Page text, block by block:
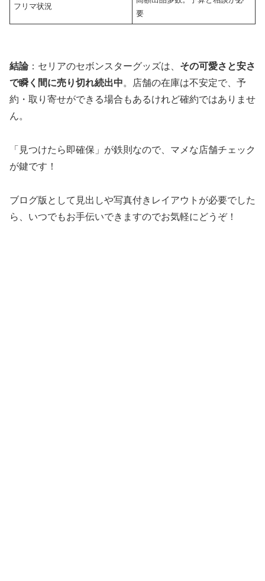
フリマ状況
要
結論：セリアのセボンスターグッズは、 その可愛さと安さ
で瞬く間に売り切れ続出中。店舗の在庫は不安定で、予
約・取り寄せができる場合もあるけれど確約ではありませ
ん。
「見つけたら即確保」が鉄則なので、マメな店舗チェック
が鍵です！
ブログ版として見出しや写真付きレイアウトが必要でした
ら、いつでもお手伝いできますのでお気軽にどうぞ！